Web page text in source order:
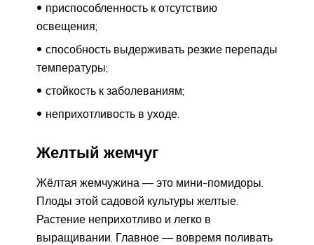
приспособленность к отсутствию
освещения;
способность выдерживать резкие перепады
температуры;
стойкость к заболеваниям;
неприхотливость в уходе.
Желтый жемчуг
Жёлтая жемчужина — это мини-помидоры.
Плоды этой садовой культуры желтые.
Растение неприхотливо и легко в
выращивании. Главное — вовремя поливать